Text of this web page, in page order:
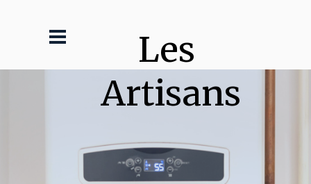
Les
Artisans